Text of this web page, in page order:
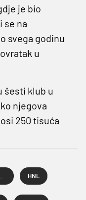
je bio
se na
svega godinu
u
šesti klub u
njegova
250 tisuća
HNL